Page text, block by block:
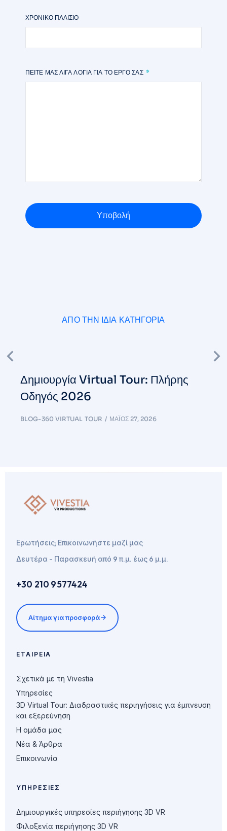
ΧΡΟΝΙΚΌ ΠΛΑΊΣΙΟ
ΠΕΊΤΕ ΜΑΣ ΛΊΓΑ ΛΌΓΙΑ ΓΙΑ ΤΟ ΈΡΓΟ ΣΑΣ
Υποβολή
ΑΠΌ ΤΗΝ ΊΔΙΑ ΚΑΤΗΓΟΡΊΑ
Δημιουργία Virtual Tour: Πλήρης
Οδηγός 2026
BLOG-360 VIRTUAL TOUR ΜΆΙΟΣ 27, 2026
Ερωτήσεις; Επικοινωνήστε μαζί μας
Δευτέρα - Παρασκευή από 9 π.μ. έως 6 μ.μ.
+30 210 9577424
Αίτημα για προσφορά
ΕΤΑΙΡΕΊΑ
Σχετικά με τη Vivestia
Υπηρεσίες
3D Virtual Tour: Διαδραστικές περιηγήσεις για έμπνευση
και εξερεύνηση
Η ομάδα μας
Νέα & Άρθρα
Επικοινωνία
ΥΠΗΡΕΣΊΕΣ
Δημιουργικές υπηρεσίες περιήγησης 3D VR
Φιλοξενία περιήγησης 3D VR